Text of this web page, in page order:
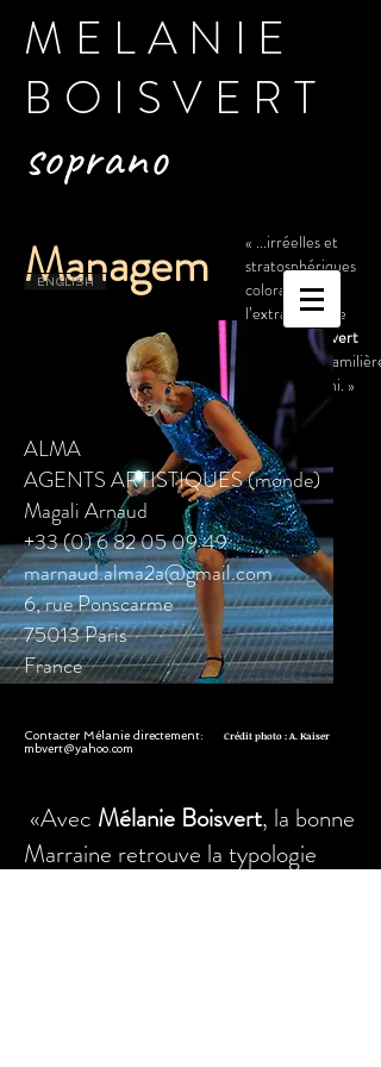
MELANIE
BOISVERT
soprano
ENGLISH
Managem
« ...irréelles et
stratosphériques
coloratures de
l’extraordinaire
Mélanie Boisvert
(l’Hôtesse), familière
des contre-mi. »
asopera.fr
ALMA
AGENTS ARTISTIQUES (monde)
Magali Arnaud
+33 (0) 6 82 05 09 49
marnaud.alma2a@gmail.com
6, rue Ponscarme
75013 Paris
France
Contacter Mélanie directement:
mbvert@yahoo.com
Crédit photo : A. Kaiser
«Avec Mélanie Boisvert, la bonne
Marraine retrouve la typologie